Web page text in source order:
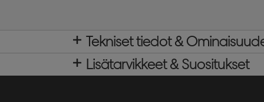
Tekniset tiedot &
Lisätarvikkeet & Suositukset